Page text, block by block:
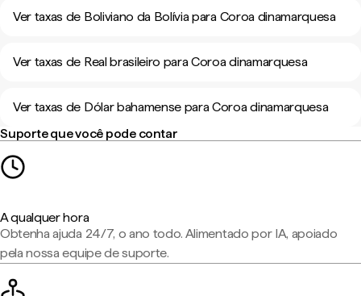
Ver taxas de Boliviano da Bolívia para Coroa dinamarquesa
Ver taxas de Real brasileiro para Coroa dinamarquesa
Ver taxas de Dólar bahamense para Coroa dinamarquesa
Suporte que você pode contar
A qualquer hora
Obtenha ajuda 24/7, o ano todo. Alimentado por IA, apoiado
pela nossa equipe de suporte.